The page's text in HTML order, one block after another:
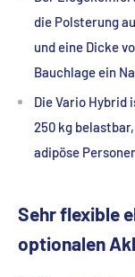
die Polsterung
und eine Dicke
Bauchlage ein
Die Vario Hybrid
250 kg
adipöse
Sehr flexible
optionalen